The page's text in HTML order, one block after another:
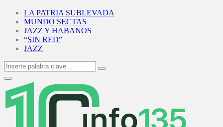
LA PATRIA SUBLEVADA
MUNDO SECTAS
JAZZ Y HABANOS
“SIN RED”
JAZZ
Search
for:
Search
Primary
Menu